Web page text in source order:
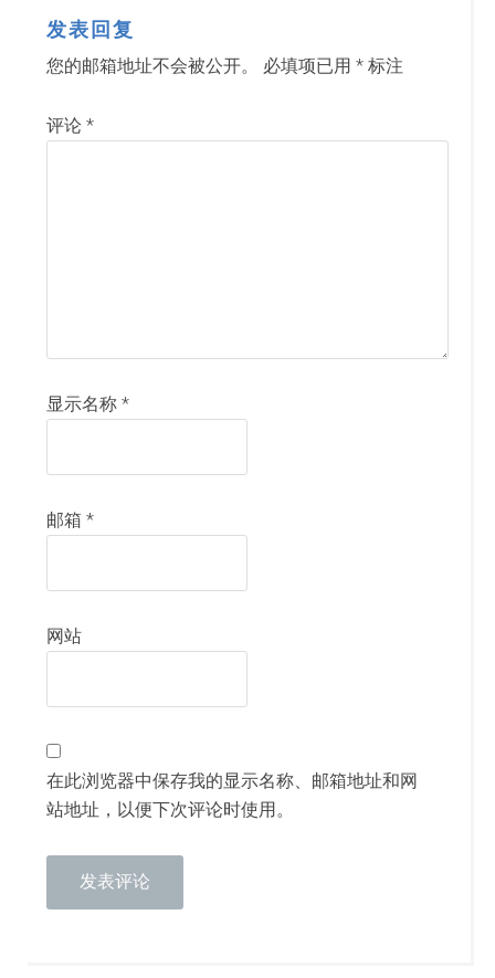
发表回复
您的邮箱地址不会被公开。 必填项已用* 标注
评论*
显示名称*
邮箱*
网站
在此浏览器中保存我的显示名称、邮箱地址和网
站地址，以便下次评论时使用。